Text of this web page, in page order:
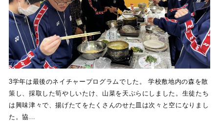
3学年は最後のネイチャープログラムでした。 学校敷地内の森を散
策し、採取した筍やしいたけ、山菜を天ぷらにしました。生徒たち
は興味津々で、揚げたてをたくさんのせた皿は次々と空になりまし
た。協…